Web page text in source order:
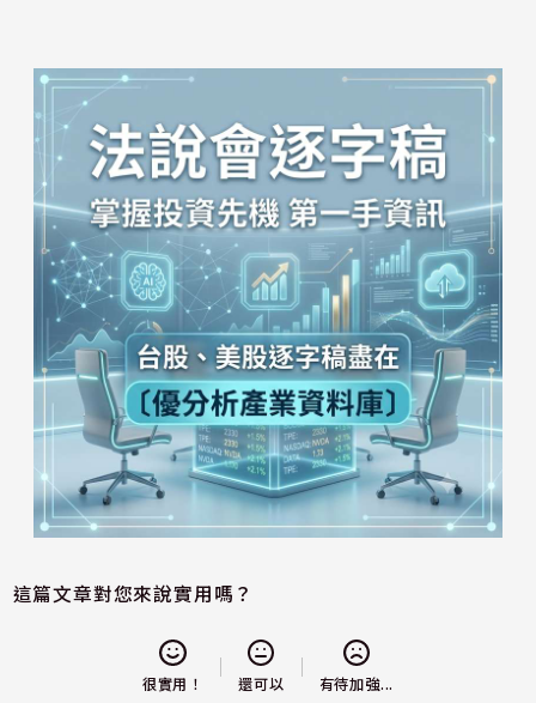
這篇文章對您來說實用嗎？
很實用！ 還可以 有待加強...